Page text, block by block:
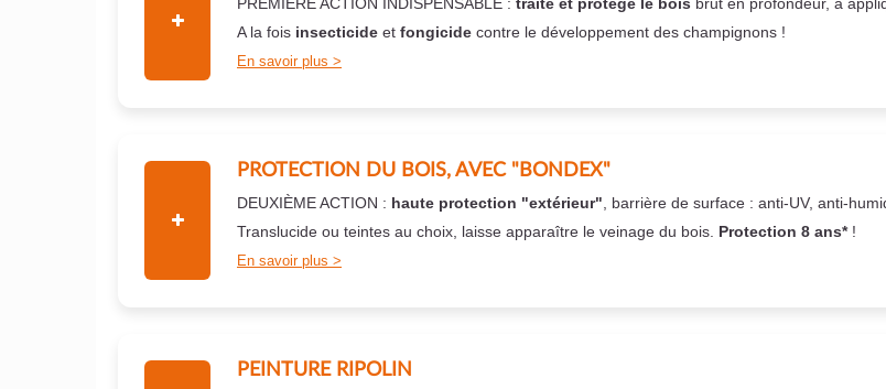
A la fois insecticide et fongicide contre le développement des champignons !
En savoir plus
PROTECTION DU BOIS, AVEC "BONDEX"
DEUXIÈME ACTION : haute protection "extérieur" , barrière de surface : anti-UV, anti-
Translucide ou teintes au choix, laisse apparaître le veinage du bois. Protection 8 ans*!
En savoir plus
PEINTURE RIPOLIN